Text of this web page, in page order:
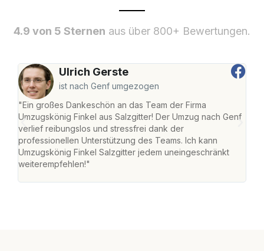
4.9 von 5 Sternen aus über 800+ Bewertungen.
Ulrich Gerste
ist nach Genf umgezogen
"Ein großes Dankeschön an das Team der Firma
Umzugskönig Finkel aus Salzgitter! Der Umzug nach Genf
verlief reibungslos und stressfrei dank der
professionellen Unterstützung des Teams. Ich kann
Umzugskönig Finkel Salzgitter jedem uneingeschränkt
weiterempfehlen!"